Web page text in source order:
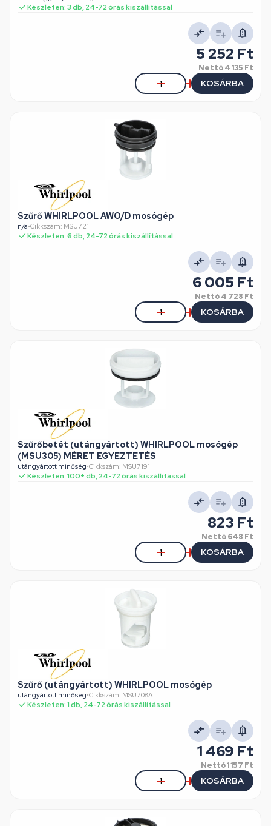
Készleten: 3 db, 24-72 órás kiszállítással
5 252 Ft
Nettó4 135 Ft
KOSÁRBA
Szűrő WHIRLPOOL AWO/D mosógép
n/a•Cikkszám: MSU721
Készleten: 6 db, 24-72 órás kiszállítással
6 005 Ft
Nettó4 728 Ft
KOSÁRBA
Szűrőbetét (utángyártott) WHIRLPOOL mosógép
(MSU305) MÉRET EGYEZTETÉS
utángyártott minőség•Cikkszám: MSU7191
Készleten: 100+ db, 24-72 órás kiszállítással
823 Ft
Nettó648 Ft
KOSÁRBA
Szűrő (utángyártott) WHIRLPOOL mosógép
utángyártott minőség•Cikkszám: MSU708ALT
Készleten: 1 db, 24-72 órás kiszállítással
1 469 Ft
Nettó1 157 Ft
KOSÁRBA